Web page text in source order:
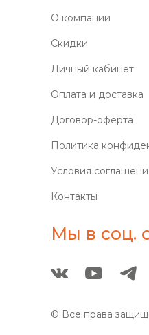
О компании
Скидки
Личный кабинет
Оплата и доставка
Договор-оферта
Политика
Условия
Контакты
Мы в соц.
© Все права